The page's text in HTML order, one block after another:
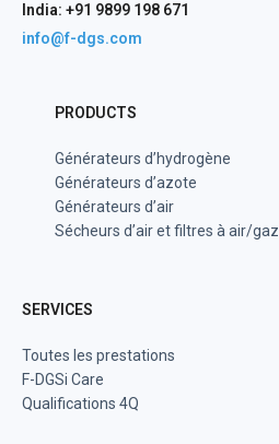
India: +91 9899 198 671
info@f-dgs.com
PRODUCTS
Générateurs d’hydrogène
Générateurs d’azote
Générateurs d’air
Sécheurs d’air et filtres à air/gaz
SERVICES
Toutes les prestations
F-DGSi Care
Qualifications 4Q